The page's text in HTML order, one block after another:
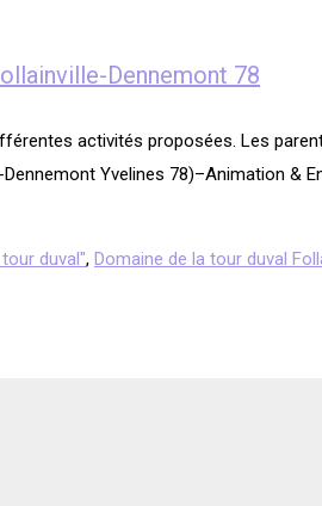
Dennemont 78
activités proposées. Les
Yvelines 78)–Animation &
duval", Domaine de la tour duval